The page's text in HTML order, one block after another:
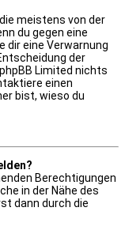
meistens von der
du gegen eine
dir eine Verwarnung
der
Limited nichts
einen
bist, wieso du
Berechtigungen
in der Nähe des
dann durch die